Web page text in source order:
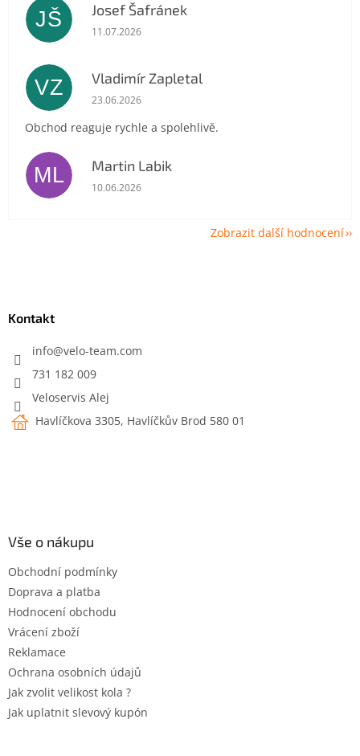
JŠ Josef Šafránek
Hodnocení obchodu je 5 z 5 hvězdiček.
11.07.2026
VZ Vladimír Zapletal
Hodnocení obchodu je 5 z 5 hvězdiček.
23.06.2026
Obchod reaguje rychle a spolehlivě.
ML Martin Labik
Hodnocení obchodu je 5 z 5 hvězdiček.
10.06.2026
Zobrazit další hodnocení
Kontakt
info@velo-team.com
731 182 009
Veloservis Alej
Havlíčkova 3305, Havlíčkův Brod 580 01
Vše o nákupu
Obchodní podmínky
Doprava a platba
Hodnocení obchodu
Vrácení zboží
Reklamace
Ochrana osobních údajů
Jak zvolit velikost kola ?
Jak uplatnit slevový kupón